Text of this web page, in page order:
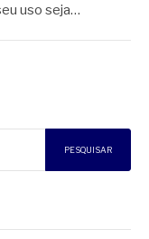
uso seja…
PESQUISAR